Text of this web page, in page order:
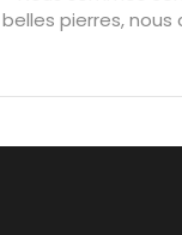
Porter l’œil
belles pierres, nous